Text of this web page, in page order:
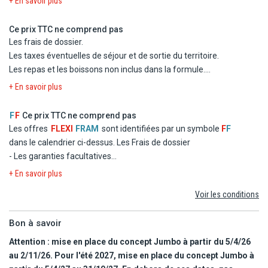
- La formule Tout inclus
- Les taxes d'aéroport et de solidarité
- Le transfert
Ce prix TTC ne comprend pas
Les frais de dossier.
Les taxes éventuelles de séjour et de sortie du territoire.
Les repas et les boissons non inclus dans la formule.
Les dépenses d'ordre personnel.
au programme.
Les repas éventuels aux escales.
Les garanties assistance, rapatriement, frais médicaux et
d'hospitalisation, assistance juridique et pénale.
+ En savoir plus
F F Ce prix TTC ne comprend pas
Les offres FLEXI FRAM sont identifiées par un symbole FF
dans le calendrier ci-dessus.
Les Frais de dossier
- Les garanties facultatives
- Les autres repas et les boissons
+ En savoir plus
Voir les conditions
Bon à savoir
Attention : mise en place du concept Jumbo à partir du 5/4/26
au 2/11/26. Pour l'été 2027, mise en place du concept Jumbo à